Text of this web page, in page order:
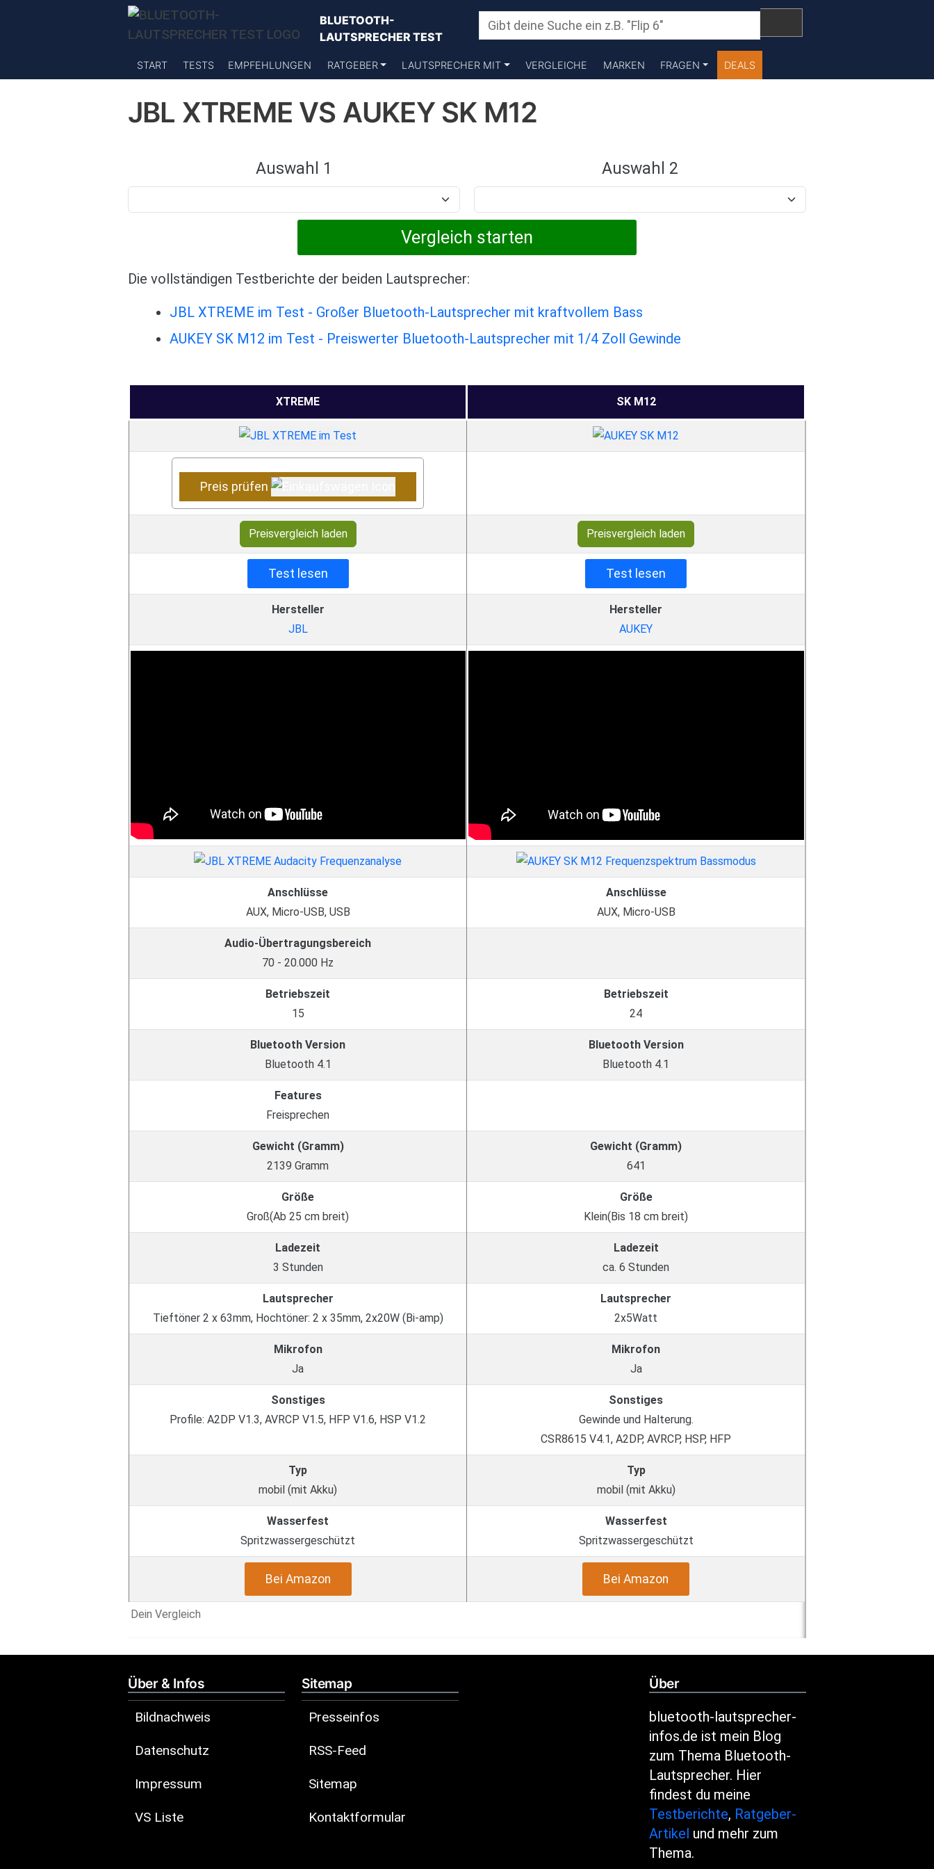
BLUETOOTH-
LAUTSPRECHER TEST
START TESTS EMPFEHLUNGEN RATGEBER LAUTSPRECHER MIT VERGLEICHE MARKEN FRAGEN DEALS
JBL XTREME VS AUKEY SK M12
Auswahl 1 Auswahl 2
Die vollständigen Testberichte der beiden Lautsprecher:
JBL XTREME im Test - Großer Bluetooth-Lautsprecher mit kraftvollem Bass
AUKEY SK M12 im Test - Preiswerter Bluetooth-Lautsprecher mit 1/4 Zoll Gewinde
Dein Vergleich
XTREME SK M12
Preis prüfen
Preisvergleich laden Preisvergleich laden
Test lesen Test lesen
Hersteller
JBL
Hersteller
AUKEY
Anschlüsse
AUX, Micro-USB, USB
Anschlüsse
AUX, Micro-USB
Audio-Übertragungsbereich
70 - 20.000 Hz
Betriebszeit
15
Betriebszeit
24
Bluetooth Version
Bluetooth 4.1
Bluetooth Version
Bluetooth 4.1
Features
Freisprechen
Gewicht (Gramm)
2139 Gramm
Gewicht (Gramm)
641
Größe
Groß(Ab 25 cm breit)
Größe
Klein(Bis 18 cm breit)
Ladezeit
3 Stunden
Ladezeit
ca. 6 Stunden
Lautsprecher
Tieftöner 2 x 63mm, Hochtöner: 2 x 35mm, 2x20W (Bi-amp)
Lautsprecher
2x5Watt
Mikrofon
Ja
Mikrofon
Ja
Sonstiges
Profile: A2DP V1.3, AVRCP V1.5, HFP V1.6, HSP V1.2
Sonstiges
Gewinde und Halterung.
CSR8615 V4.1, A2DP, AVRCP, HSP, HFP
Typ
mobil (mit Akku)
Typ
mobil (mit Akku)
Wasserfest
Spritzwassergeschützt
Wasserfest
Spritzwassergeschützt
Bei Amazon Bei Amazon
Über & Infos
Bildnachweis
Datenschutz
Impressum
VS Liste
Sitemap
Presseinfos
RSS-Feed
Sitemap
Kontaktformular
Über
bluetooth-lautsprecher-
infos.de ist mein Blog
zum Thema Bluetooth-
Lautsprecher. Hier
findest du meine
Testberichte, Ratgeber-
Artikel und mehr zum
Thema.